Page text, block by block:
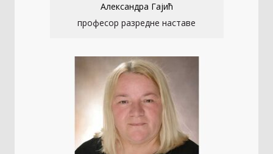
Александра Гајић
професор разредне наставе